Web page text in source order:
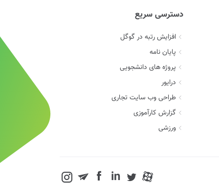
دسترسی سریع
افزایش رتبه در گوگل
پایان نامه
پروژه های دانشجویی
درایور
طراحی وب سایت تجاری
گزارش کارآموزی
ورزشی
in